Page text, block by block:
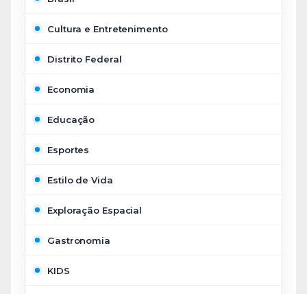
Cultura e Entretenimento
Distrito Federal
Economia
Educação
Esportes
Estilo de Vida
Exploração Espacial
Gastronomia
KIDS